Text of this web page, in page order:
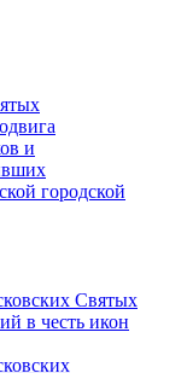
и
городской
Святых
в честь икон